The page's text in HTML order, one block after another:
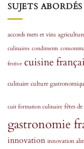
SUJETS ABORDÉS
accords mets et vins
culinaires condiments
festive cuisine
culinaire culture
cuit formation culinaire fêtes
gastronomie
innovation innovation